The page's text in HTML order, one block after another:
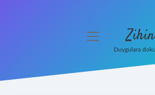
menüyü
Duygulara